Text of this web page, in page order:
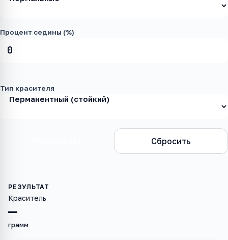
Процент седины (%)
Тип красителя
Сбросить
—
Краситель
грамм